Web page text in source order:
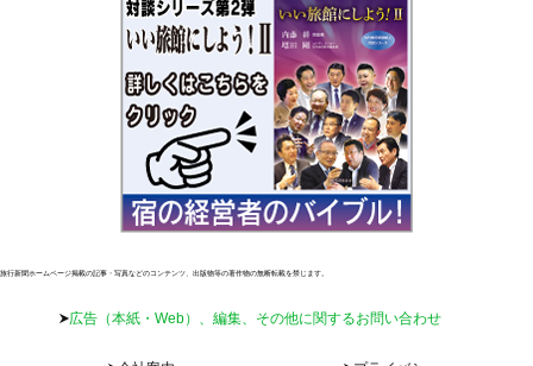
旅行新聞ホームページ掲載の記事・写真などのコンテンツ、出版物等の著作物の無断転載を禁じます。
広告（本紙・Web）、編集、その他に関するお問い合わせ